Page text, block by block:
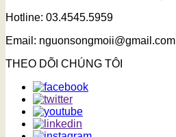
Hotline: 03.4545.5959
Email: nguonsongmoii@gmail.com
THEO DÕI CHÚNG TÔI